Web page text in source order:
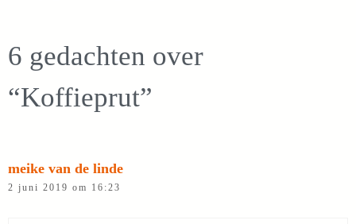
6 gedachten over
“Koffieprut”
meike van de linde
2 juni 2019 om 16:23